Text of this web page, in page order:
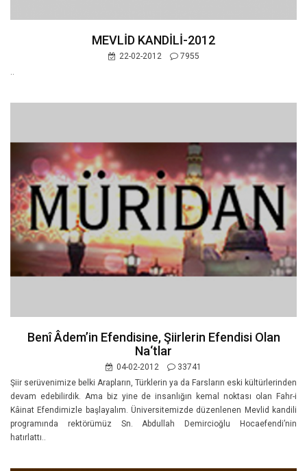
MEVLİD KANDİLİ-2012
22-02-2012
7955
Benî Âdem’in Efendisine, Şiirlerin Efendisi Olan
Na‘tlar
04-02-2012
33741
Şiir serüvenimize belki Arapların, Türklerin ya da Farsların eski kültürlerinden
devam edebilirdik. Ama biz yine de insanlığın kemal noktası olan Fahr-i
Kâinat Efendimizle başlayalım. Üniversitemizde düzenlenen Mevlid kandili
programında rektörümüz Sn. Abdullah Demircioğlu Hocaefendi’nin
hatırlattı..